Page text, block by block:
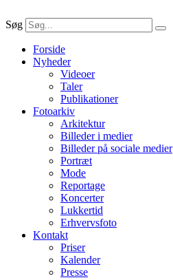
Søg
Forside
Nyheder
Videoer
Taler
Publikationer
Fotoarkiv
Arkitektur
Billeder i medier
Billeder på sociale medier
Portræt
Mode
Reportage
Koncerter
Lukkertid
Erhvervsfoto
Kontakt
Priser
Kalender
Presse